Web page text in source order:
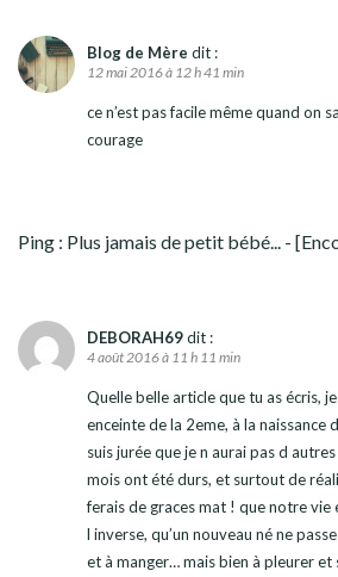
Blog de Mère dit :
12 mai 2016 à 12 h 41 min
ce n’est pas facile même quand on
courage
Ping : Plus jamais de petit bébé... -
DEBORAH69dit :
4 août 2016 à 11 h 11 min
Quelle belle article que tu as écris,
enceinte de la 2eme, à la naissance
suis jurée que je n aurai pas d
mois ont été durs, et surtout de
ferais de graces mat ! que notre
l inverse, qu’un nouveau né ne
et à manger… mais bien à pleurer